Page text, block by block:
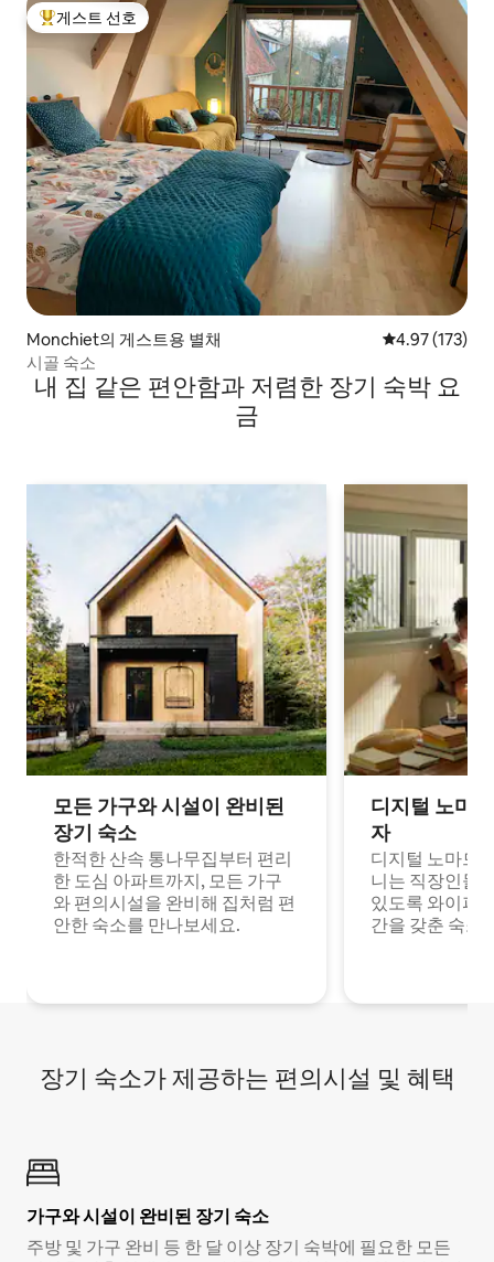
상위 게스트 선호
게스트 선호
Monchiet의 게스트용 별채 평점 4.97점(5
4.97 (173)
시골 숙소
내 집 같은 편안함과 저렴한 장기 숙박 요
금
모든 가구와 시설이 완비된
장기 숙소
한적한 산속 통나무집부터 편리
한 도심 아파트까지, 모든 가구
와 편의시설을 완비해 집처럼 편
안한 숙소를 만나보세요.
디지털 노마
자
디지털 노마드
니는 직장인들
있도록 와이파
간을 갖춘 숙소
장기 숙소가 제공하는 편의시설 및 혜택
가구와 시설이 완비된 장기 숙소
주방 및 가구 완비 등 한 달 이상 장기 숙박에 필요한 모든